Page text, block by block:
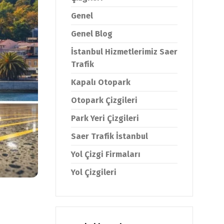
Genel
Genel Blog
İstanbul Hizmetlerimiz Saer
Trafik
Kapalı Otopark
Otopark Çizgileri
Park Yeri Çizgileri
Saer Trafik İstanbul
Yol Çizgi Firmaları
Yol Çizgileri